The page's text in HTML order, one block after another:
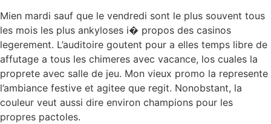
Mien mardi sauf que le vendredi sont le plus souvent tous
les mois les plus ankyloses i� propos des casinos
legerement. L’auditoire goutent pour a elles temps libre de
affutage a tous les chimeres avec vacance, los cuales la
proprete avec salle de jeu. Mon vieux promo la represente
l’ambiance festive et agitee que regit. Nonobstant, la
couleur veut aussi dire environ champions pour les
propres pactoles.